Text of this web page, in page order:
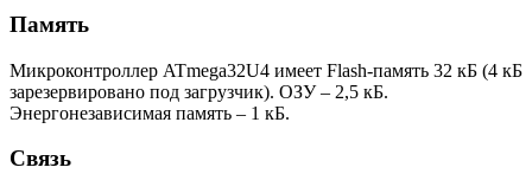
Память
Микроконтроллер ATmega32U4 имеет Flash-память 32 кБ (4 кБ
зарезервировано под загрузчик). ОЗУ – 2,5 кБ.
Энергонезависимая память – 1 кБ.
Связь